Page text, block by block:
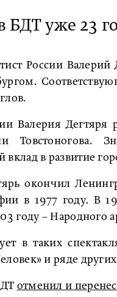
БДТ уже 23
России Валерий
Валерия Дегтяря
Товстоногова.
вклад в развитие
окончил
в 1977 году. В
году – Народного
в таких
и ряде
отменил и перенес